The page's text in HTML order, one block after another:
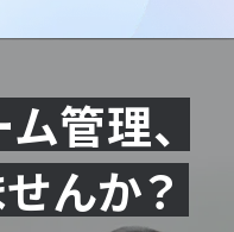
管理、
んか？